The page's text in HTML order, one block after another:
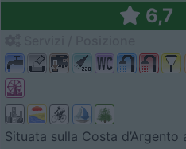
6,7
Situata sulla Costa